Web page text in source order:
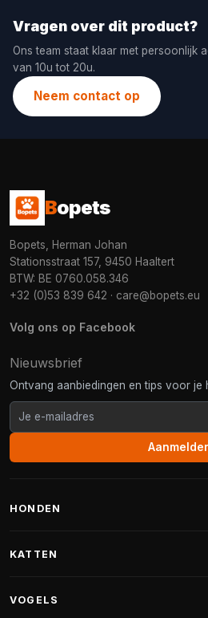
Vragen over dit product?
Ons team staat klaar met persoonlijk
van 10u tot 20u.
Neem contact op
Bopets
Bopets, Herman Johan
Stationsstraat 157, 9450 Haaltert
BTW: BE 0760.058.346
+32 (0)53 839 642 · care@bopets.eu
Volg ons op Facebook
Nieuwsbrief
Ontvang aanbiedingen en tips voor je
HONDEN
Fantail hondenmanden
KATTEN
VOGELS